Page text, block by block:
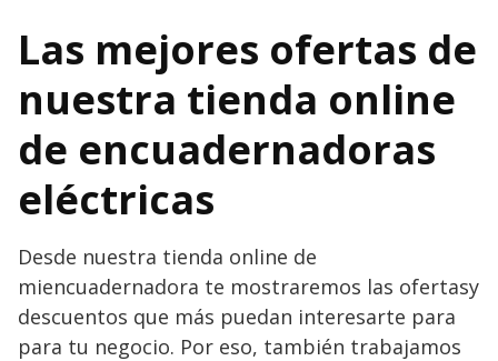
Las mejores ofertas de
nuestra tienda online
de encuadernadoras
eléctricas
Desde nuestra tienda online de
miencuadernadora te mostraremos las ofertasy
descuentos que más puedan interesarte para
para tu negocio. Por eso, también trabajamos